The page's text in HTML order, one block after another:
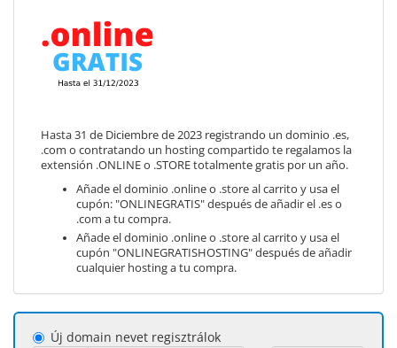
Hasta 31 de Diciembre de 2023 registrando un dominio .es,
.com o contratando un hosting compartido te regalamos la
extensión .ONLINE o .STORE totalmente gratis por un año.
Añade el dominio .online o .store al carrito y usa el
cupón: "ONLINEGRATIS" después de añadir el .es o
.com a tu compra.
Añade el dominio .online o .store al carrito y usa el
cupón "ONLINEGRATISHOSTING" después de añadir
cualquier hosting a tu compra.
Új domain nevet regisztrálok